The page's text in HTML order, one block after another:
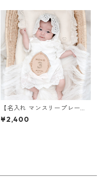
【名入れ マンスリープレー
ト】 月齢フォト 木製バナー 成
長記録 レターバナー マンスリ
¥2,400